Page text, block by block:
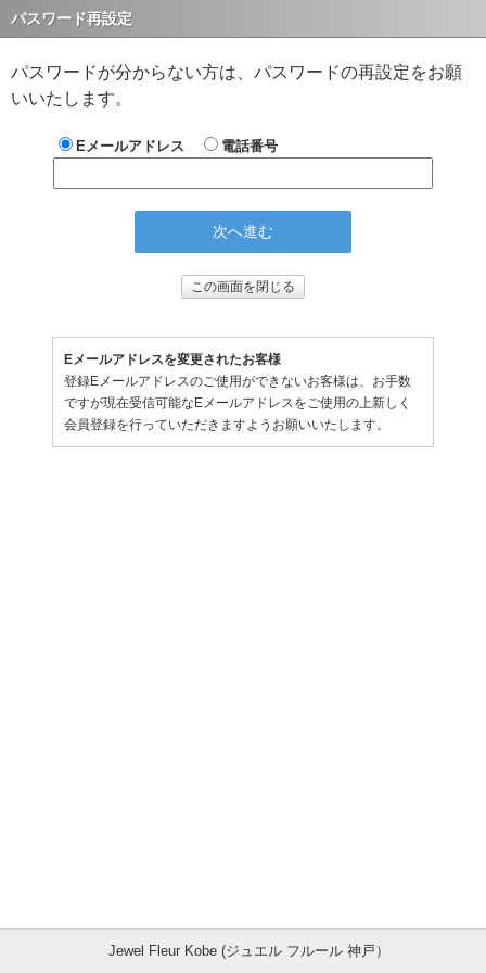
パスワード再設定
パスワードが分からない方は、パスワードの再設定をお願
いいたします。
Eメールアドレス 電話番号
この画面を閉じる
Eメールアドレスを変更されたお客様
登録Eメールアドレスのご使用ができないお客様は、お手数
ですが現在受信可能なEメールアドレスをご使用の上新しく
会員登録を行っていただきますようお願いいたします。
Jewel Fleur Kobe (ジュエル フルール 神戸）